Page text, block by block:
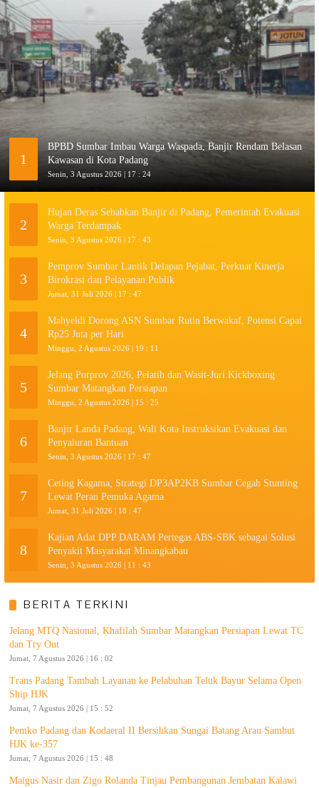
1
BPBD Sumbar Imbau Warga Waspada, Banjir Rendam Belasan
Kawasan di Kota Padang
Senin, 3 Agustus 2026 | 17 : 24
2
Hujan Deras Sebabkan Banjir di Padang, Pemerintah Evakuasi
Warga Terdampak
Senin, 3 Agustus 2026 | 17 : 43
3
Pemprov Sumbar Lantik Delapan Pejabat, Perkuat Kinerja
Birokrasi dan Pelayanan Publik
Jumat, 31 Juli 2026 | 17 : 47
4
Mahyeldi Dorong ASN Sumbar Rutin Berwakaf, Potensi Capai
Rp25 Juta per Hari
Minggu, 2 Agustus 2026 | 19 : 11
5
Jelang Porprov 2026, Pelatih dan Wasit-Juri Kickboxing
Sumbar Matangkan Persiapan
Minggu, 2 Agustus 2026 | 15 : 25
6
Banjir Landa Padang, Wali Kota Instruksikan Evakuasi dan
Penyaluran Bantuan
Senin, 3 Agustus 2026 | 17 : 47
7
Ceting Kagama, Strategi DP3AP2KB Sumbar Cegah Stunting
Lewat Peran Pemuka Agama
Jumat, 31 Juli 2026 | 18 : 47
8
Kajian Adat DPP DARAM Pertegas ABS-SBK sebagai Solusi
Penyakit Masyarakat Minangkabau
Senin, 3 Agustus 2026 | 11 : 43
BERITA TERKINI
Jelang MTQ Nasional, Khafilah Sumbar Matangkan Persiapan Lewat TC
dan Try Out
Jumat, 7 Agustus 2026 | 16 : 02
Trans Padang Tambah Layanan ke Pelabuhan Teluk Bayur Selama Open
Ship HJK
Jumat, 7 Agustus 2026 | 15 : 52
Pemko Padang dan Kodaeral II Bersihkan Sungai Batang Arau Sambut
HJK ke-357
Jumat, 7 Agustus 2026 | 15 : 48
Maigus Nasir dan Zigo Rolanda Tinjau Pembangunan Jembatan Kalawi